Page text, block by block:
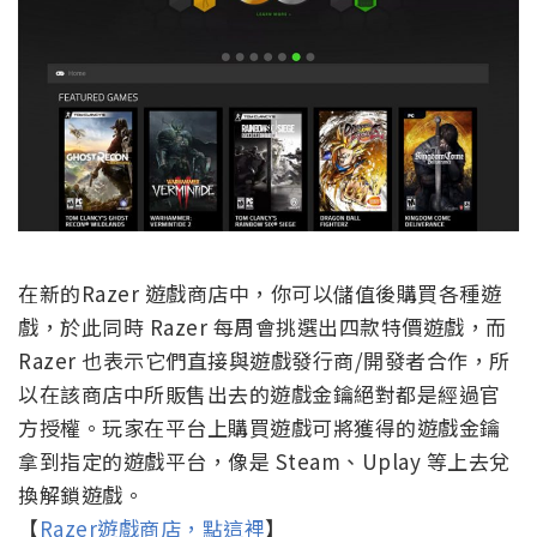
在新的Razer 遊戲商店中，你可以儲值後購買各種遊
戲，於此同時 Razer 每周會挑選出四款特價遊戲，而
Razer 也表示它們直接與遊戲發行商/開發者合作，所
以在該商店中所販售出去的遊戲金鑰絕對都是經過官
方授權。玩家在平台上購買遊戲可將獲得的遊戲金鑰
拿到指定的遊戲平台，像是 Steam、Uplay 等上去兌
換解鎖遊戲。
【Razer遊戲商店，點這裡】